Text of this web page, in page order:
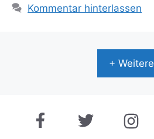
Kommentar hinterlassen
+ Weitere